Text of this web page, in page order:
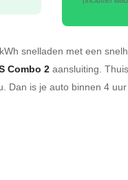
snelladen met een
Combo 2 aansluiting.
Dan is je auto binnen 4